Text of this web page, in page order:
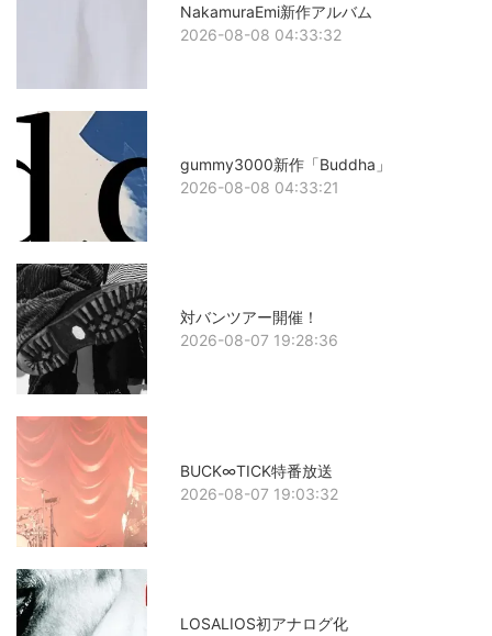
NakamuraEmi新作アルバム
2026-08-08 04:33:32
gummy3000新作「Buddha」
2026-08-08 04:33:21
対バンツアー開催！
2026-08-07 19:28:36
BUCK∞TICK特番放送
2026-08-07 19:03:32
LOSALIOS初アナログ化